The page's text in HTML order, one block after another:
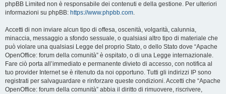
phpBB Limited non è responsabile dei contenuti e della gestione. Per ulteriori
informazioni su phpBB: https://www.phpbb.com.
Accetti di non inviare alcun tipo di offesa, oscenità, volgarità, calunnia,
minaccia, messaggio a sfondo sessuale, o qualsiasi altro tipo di materiale che
può violare una qualsiasi Legge del proprio Stato, o dello Stato dove “Apache
OpenOffice: forum della comunità” è ospitato, o di una Legge internazionale.
Fare ciò porta all’immediato e permanente divieto di accesso, con notifica al
tuo provider Internet se è ritenuto da noi opportuno. Tutti gli indirizzi IP sono
registrati per salvaguardare e rinforzare queste condizioni. Accetti che “Apache
OpenOffice: forum della comunità” abbia il diritto di rimuovere, riscrivere,